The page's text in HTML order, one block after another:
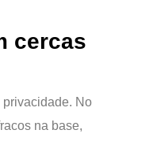
cercas
privacidade. No
na base,